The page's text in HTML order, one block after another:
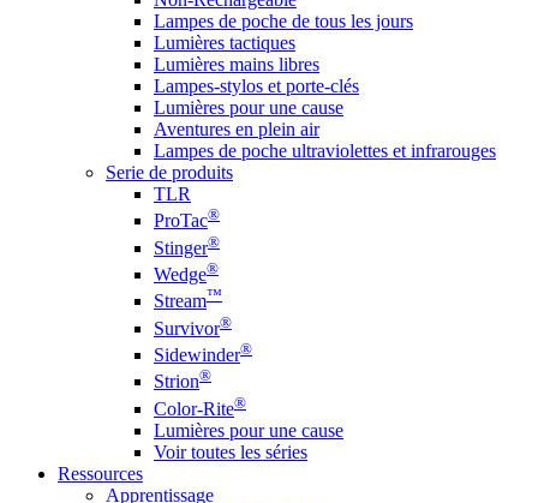
Lampes de poche de tous les jours
Lumières tactiques
Lumières mains libres
Lampes-stylos et porte-clés
Lumières pour une cause
Aventures en plein air
Lampes de poche ultraviolettes et infrarouges
Serie de produits
TLR
ProTac®
Stinger®
Wedge®
Stream™
Survivor®
Sidewinder®
Strion®
Color-Rite®
Lumières pour une cause
Voir toutes les séries
Ressources
Apprentissage